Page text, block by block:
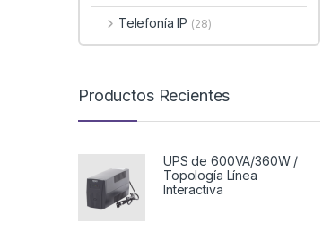
Telefonía IP (28)
Productos Recientes
UPS de 600VA/360W /
Topología Línea
Interactiva